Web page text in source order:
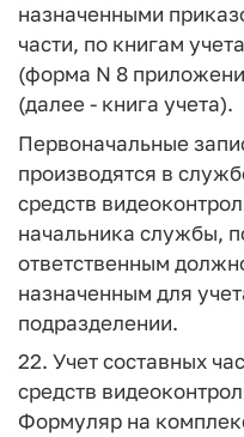
назначенными
части, по книгам
(форма N 8
(далее - книга учета).
Первоначальные
производятся в
средств
начальника службы,
ответственным
назначенным для
подразделении.
22. Учет составных
средств
Формуляр на